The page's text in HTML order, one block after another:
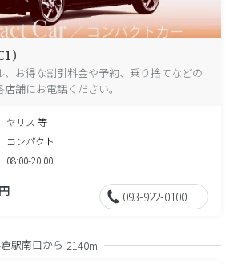
）
、お得な割引料金や予約、乗り捨てなどの
舗にお電話ください。
ヤリス 等
コンパクト
08:00-20:00
093-922-0100
駅南口から 2140m